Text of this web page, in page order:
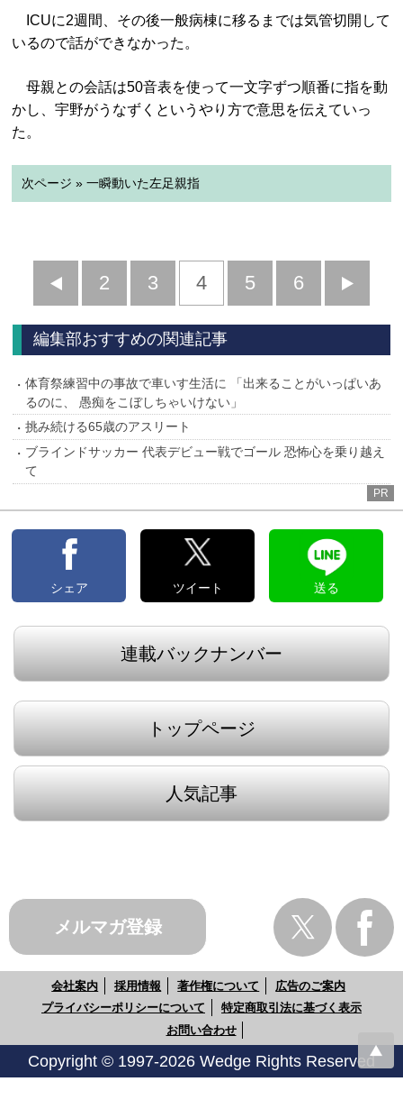
ICUに2週間、その後一般病棟に移るまでは気管切開して
いるので話ができなかった。
母親との会話は50音表を使って一文字ずつ順番に指を動
かし、宇野がうなずくというやり方で意思を伝えていっ
た。
次ページ » 一瞬動いた左足親指
前
へ
2 3 4 5 6
へ
編集部おすすめの関連記事
体育祭練習中の事故で車いす生活に 「出来ることがいっぱいあ
るのに、 愚痴をこぼしちゃいけない」
挑み続ける65歳のアスリート
ブラインドサッカー 代表デビュー戦でゴール 恐怖心を乗り越え
て
PR
シェア ツイート 送る
連載バックナンバー
トップページ
人気記事
メルマガ登録
会社案内 採用情報 著作権について
広告のご案内
プライバシーポリシーについて
特定商取引法に基づく表示
お問い合わせ
Copyright © 1997-2026 Wedge Rights Reserved